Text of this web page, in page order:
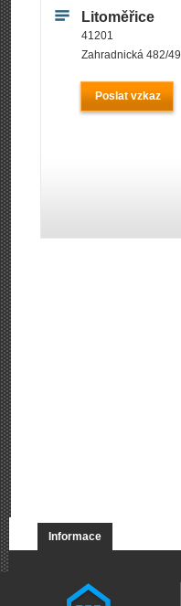
Litoměřice
41201
Zahradnická 482/49
Poslat vzkaz
Informace